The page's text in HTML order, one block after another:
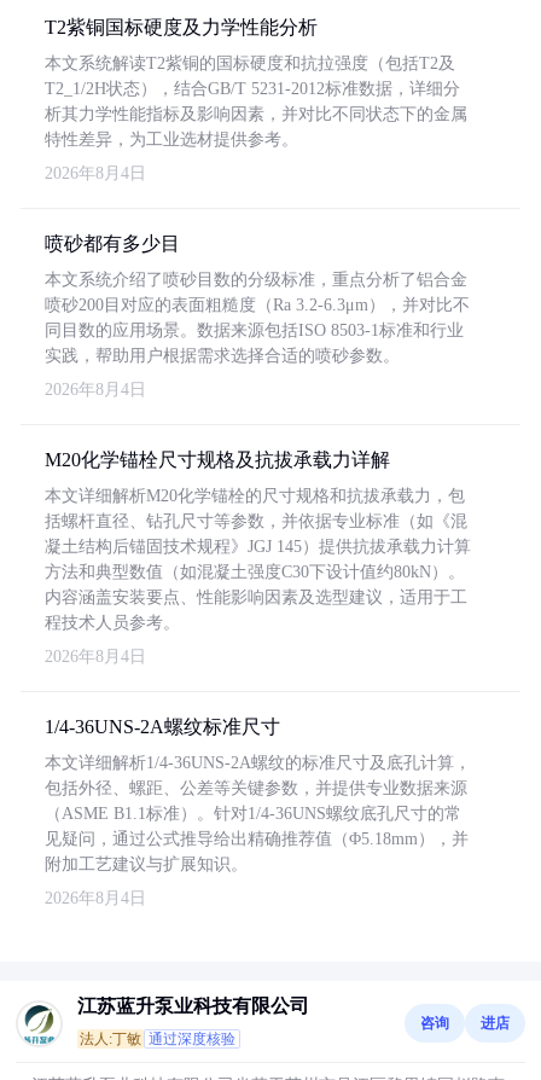
T2紫铜国标硬度及力学性能分析
本文系统解读T2紫铜的国标硬度和抗拉强度（包括T2及
T2_1/2H状态），结合GB/T 5231-2012标准数据，详细分
析其力学性能指标及影响因素，并对比不同状态下的金属
特性差异，为工业选材提供参考。
2026年8月4日
喷砂都有多少目
本文系统介绍了喷砂目数的分级标准，重点分析了铝合金
喷砂200目对应的表面粗糙度（Ra 3.2-6.3μm），并对比不
同目数的应用场景。数据来源包括ISO 8503-1标准和行业
实践，帮助用户根据需求选择合适的喷砂参数。
2026年8月4日
M20化学锚栓尺寸规格及抗拔承载力详解
本文详细解析M20化学锚栓的尺寸规格和抗拔承载力，包
括螺杆直径、钻孔尺寸等参数，并依据专业标准（如《混
凝土结构后锚固技术规程》JGJ 145）提供抗拔承载力计算
方法和典型数值（如混凝土强度C30下设计值约80kN）。
内容涵盖安装要点、性能影响因素及选型建议，适用于工
程技术人员参考。
2026年8月4日
1/4-36UNS-2A螺纹标准尺寸
本文详细解析1/4-36UNS-2A螺纹的标准尺寸及底孔计算，
包括外径、螺距、公差等关键参数，并提供专业数据来源
（ASME B1.1标准）。针对1/4-36UNS螺纹底孔尺寸的常
见疑问，通过公式推导给出精确推荐值（Φ5.18mm），并
附加工艺建议与扩展知识。
2026年8月4日
江苏蓝升泵业科技有限公司
法人:丁敏 通过深度核验
咨询 进店